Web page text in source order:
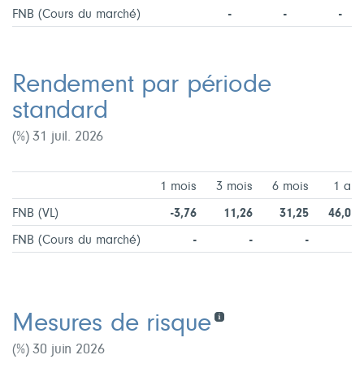
FNB (Cours du marché) - - -
Rendement par période
standard
(%) 31 juil. 2026
1 mois 3 mois 6 mois 1 an
FNB (VL) -3,76 11,26 31,25 46,01
FNB (Cours du marché) - - -
Mesures de risque
(%) 30 juin 2026